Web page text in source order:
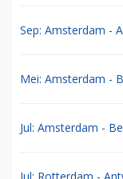
Sep: Amsterdam -
Mei: Amsterdam -
Jul: Amsterdam -
Jul: Rotterdam -